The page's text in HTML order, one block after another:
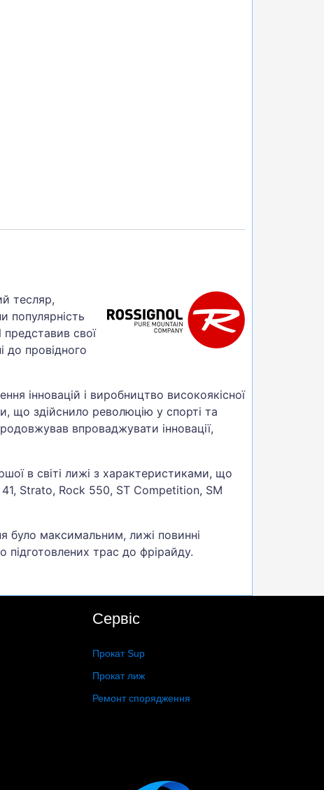
тесляр,
популярність
свої
до провідного
інновацій і виробництво високоякісної
що здійснило революцію у спорті та
впроваджувати інновації,
в світі лижі з характеристиками, що
Strato, Rock 550, ST Competition, SM
було максимальним, лижі повинні
підготовлених трас до фрірайду.
Сервіс
Прокат Sup
Прокат лиж
Ремонт спорядження